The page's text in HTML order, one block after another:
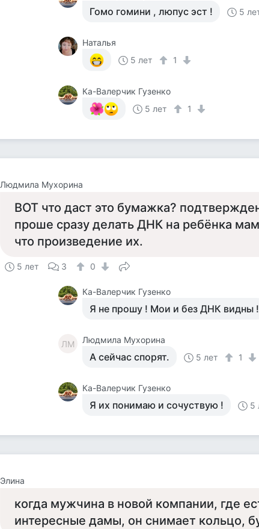
Гомо гомини , люпус эст ! 5
Наталья
5 лет
1
Ка-Валерчик Гузенко
5 лет
1
Людмила Мухорина
ВОТ что даст это бумажка?
проше сразу делать ДНК на ребёнка
что произведение их.
5 лет 3 0
Ка-Валерчик Гузенко
Я не прошу ! Мои и без ДНК видны !
ЛМ Людмила Мухорина
А сейчас спорят. 5 лет 1
Ка-Валерчик Гузенко
Я их понимаю и сочуствую ! 5
Элина
когда мужчина в новой компании, где
интересные дамы, он снимает кольцо,